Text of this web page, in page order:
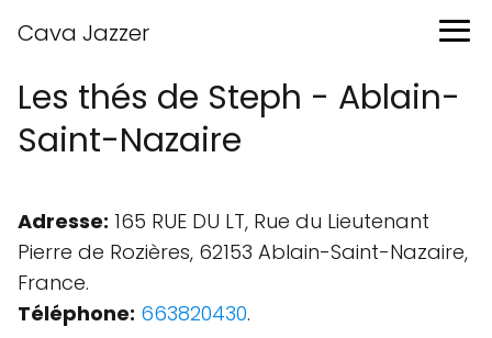
Cava Jazzer
Les thés de Steph - Ablain-
Saint-Nazaire
Adresse: 165 RUE DU LT, Rue du Lieutenant
Pierre de Rozières, 62153 Ablain-Saint-Nazaire,
France.
Téléphone: 663820430.